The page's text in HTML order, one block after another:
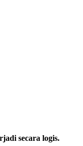
secara logis.